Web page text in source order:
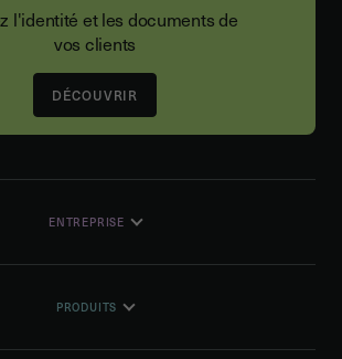
l'identité et les documents de
vos clients
DÉCOUVRIR
ENTREPRISE
PRODUITS